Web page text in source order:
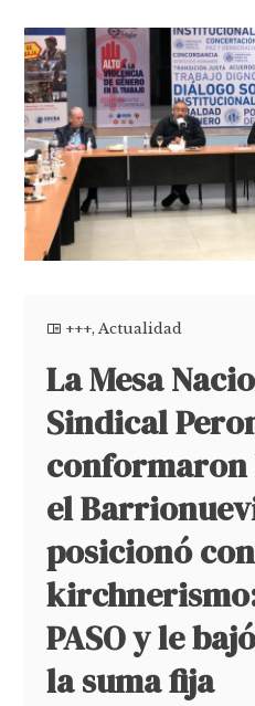
+++,Actualidad
La Mesa
Sindical
conformaron
el
posicionó
PASO y le
la suma fija